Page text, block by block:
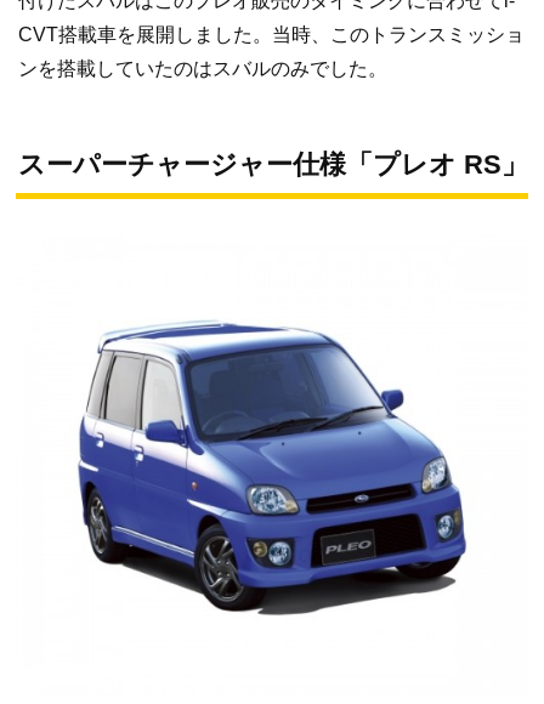
CVT搭載車を展開しました。当時、このトランスミッショ
ンを搭載していたのはスバルのみでした。
スーパーチャージャー仕様「プレオ RS」